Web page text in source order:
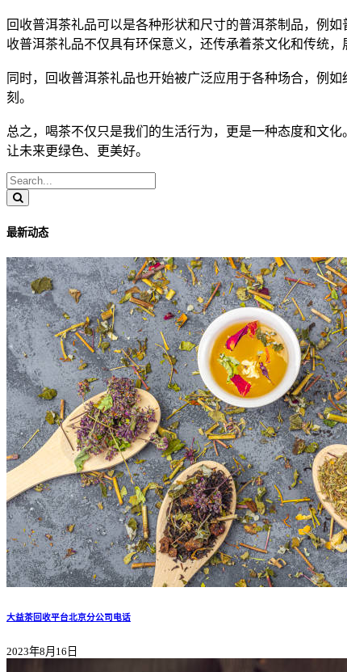
回收普洱茶礼品可以是各种形状和尺寸的普洱茶制品，例如
收普洱茶礼品不仅具有环保意义，还传承着茶文化和传统，
同时，回收普洱茶礼品也开始被广泛应用于各种场合，例
刻。
总之，喝茶不仅只是我们的生活行为，更是一种态度和文化
让未来更绿色、更美好。
最新动态
大益茶回收平台北京分公司电话
2023年8月16日